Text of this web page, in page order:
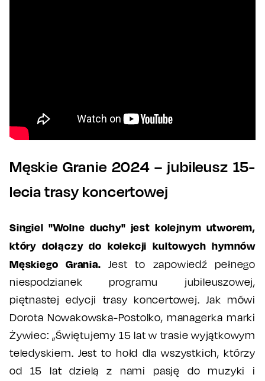
Męskie Granie 2024 – jubileusz 15-
lecia trasy koncertowej
Singiel "Wolne duchy" jest kolejnym utworem,
który dołączy do kolekcji kultowych hymnów
Męskiego Grania. Jest to zapowiedź pełnego
niespodzianek programu jubileuszowej,
piętnastej edycji trasy koncertowej. Jak mówi
Dorota Nowakowska-Postolko, managerka marki
Żywiec: „Świętujemy 15 lat w trasie wyjątkowym
teledyskiem. Jest to hołd dla wszystkich, którzy
od 15 lat dzielą z nami pasję do muzyki i